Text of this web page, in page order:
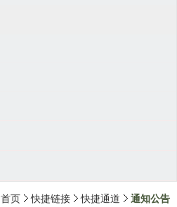
首页 快捷链接 快捷通道 通知公告